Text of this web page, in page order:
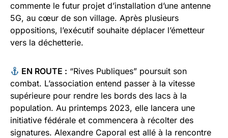
commente le futur projet d’installation d’une antenne
5G, au cœur de son village. Après plusieurs
oppositions, l’exécutif souhaite déplacer l’émetteur
vers la déchetterie.
EN ROUTE : “Rives Publiques” poursuit son
combat. L’association entend passer à la vitesse
supérieure pour rendre les bords des lacs à la
population. Au printemps 2023, elle lancera une
initiative fédérale et commencera à récolter des
signatures. Alexandre Caporal est allé à la rencontre